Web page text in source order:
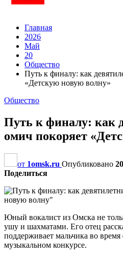
Главная
2026
Май
20
Общество
Путь к финалу: как
«Детскую новую волну»
Общество
Путь к финалу: как
омич покоряет
от 1omsk.ru Опубликовано
Поделиться
Юный вокалист из Омска не
ушу и шахматами. Его отец
поддерживает мальчика во
музыкальном конкурсе.